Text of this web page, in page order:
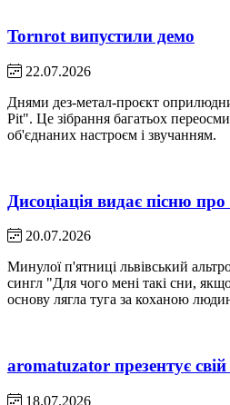
Tornrot випустили демо
22.07.2026
Днями дез-метал-проєкт
Pit". Це зібрання багатьох
об'єднаних настроєм і звучанням.
Дисоціація видає пісню
20.07.2026
Минулої п'ятниці львівський
сингл "Для чого мені такі сни,
основу лягла туга за коханою
aromatuzator презентує
18.07.2026